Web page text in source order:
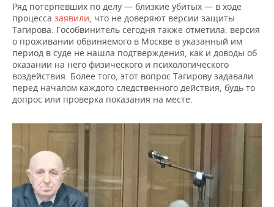
Ряд потерпевших по делу — близкие убитых — в ходе
процесса заявили, что не доверяют версии защиты
Тагирова. Гособвинитель сегодня также отметила: версия
о проживании обвиняемого в Москве в указанный им
период в суде не нашла подтверждения, как и доводы об
оказании на него физического и психологического
воздействия. Более того, этот вопрос Тагирову задавали
перед началом каждого следственного действия, будь то
допрос или проверка показания на месте.